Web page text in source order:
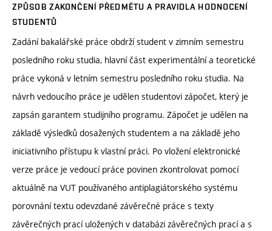
ZPŮSOB ZAKONČENÍ PŘEDMĚTU A PRAVIDLA HODNOCENÍ
STUDENTŮ
Zadání bakalářské práce obdrží student v zimním semestru
posledního roku studia, hlavní část experimentální a teoretické
práce vykoná v letním semestru posledního roku studia. Na
návrh vedoucího práce je udělen studentovi zápočet, který je
zapsán garantem studijního programu. Zápočet je udělen na
základě výsledků dosažených studentem a na základě jeho
iniciativního přístupu k vlastní práci. Po vložení elektronické
verze práce je vedoucí práce povinen zkontrolovat pomocí
aktuálně na VUT používaného antiplagiátorského systému
porovnání textu odevzdané závěrečné práce s texty
závěrečných prací uložených v databázi závěrečných prací a s